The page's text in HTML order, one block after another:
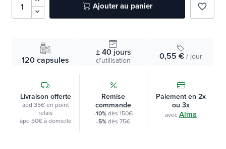
Ajouter au panier favorite_border
120 capsules
± 40 jours
d'utilisation 0,55 € / jour
Livraison offerte
àpd 35€ en point
relais
àpd 50€ à domicile
Remise
commande
-10%dès 150€
-5%dès 75€
Paiement en 2x
ou 3x
avec Alma